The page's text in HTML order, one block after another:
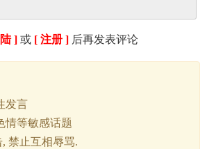
] 或 [ 注册 ] 后再发表评论
发言
情等敏感话题
禁止互相辱骂.